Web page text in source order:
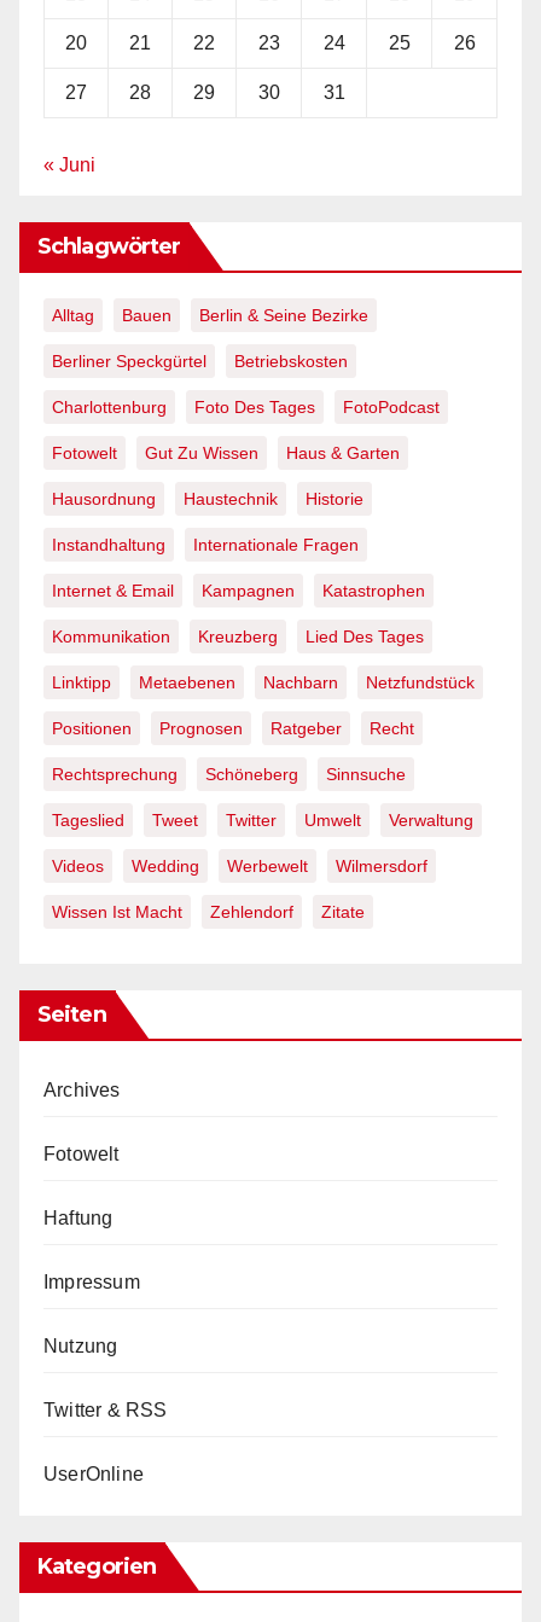
20 21 22 23 24 25 26
27 28 29 30 31
« Juni
Schlagwörter
Alltag Bauen Berlin & Seine Bezirke
Berliner Speckgürtel Betriebskosten
Charlottenburg Foto Des Tages FotoPodcast
Fotowelt Gut Zu Wissen Haus & Garten
Hausordnung Haustechnik Historie
Instandhaltung Internationale Fragen
Internet & Email Kampagnen Katastrophen
Kommunikation Kreuzberg Lied Des Tages
Linktipp Metaebenen Nachbarn Netzfundstück
Positionen Prognosen Ratgeber Recht
Rechtsprechung Schöneberg Sinnsuche
Tageslied Tweet Twitter Umwelt Verwaltung
Videos Wedding Werbewelt Wilmersdorf
Wissen Ist Macht Zehlendorf Zitate
Seiten
Archives
Fotowelt
Haftung
Impressum
Nutzung
Twitter & RSS
UserOnline
Kategorien